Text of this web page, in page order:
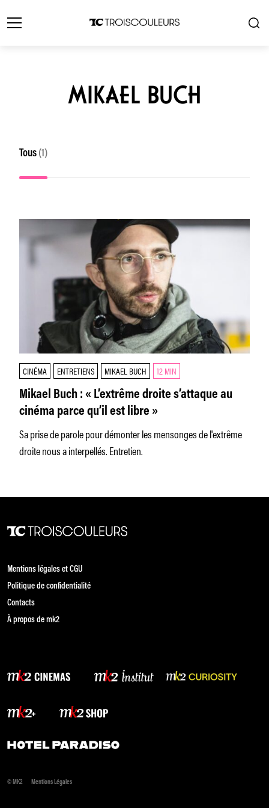
MIKAEL BUCH
Tous (1)
CINÉMA ENTRETIENS MIKAEL BUCH 12 MIN
Mikael Buch : « L’extrême droite s’attaque au
cinéma parce qu’il est libre »
Sa prise de parole pour démonter les mensonges de l'extrême
droite nous a interpellés. Entretien.
Mentions légales et CGU
Politique de confidentialité
Contacts
À propos de mk2
© MK2 Mentions Légales